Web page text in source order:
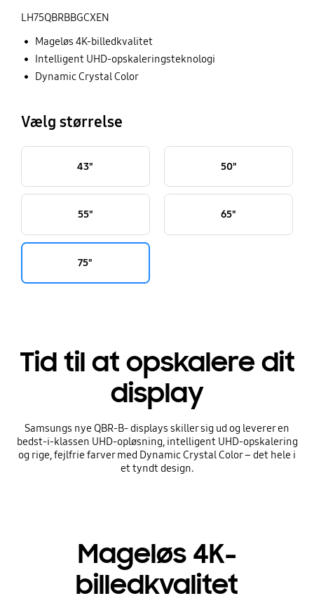
LH75QBRBBGCXEN
Mageløs 4K-billedkvalitet
Intelligent UHD-opskaleringsteknologi
Dynamic Crystal Color
Vælg størrelse
43" 50"
55" 65"
75"
Tid til at opskalere dit
display
Samsungs nye QBR-B- displays skiller sig ud og leverer en
bedst-i-klassen UHD-opløsning, intelligent UHD-opskalering
og rige, fejlfrie farver med Dynamic Crystal Color – det hele i
et tyndt design.
Mageløs 4K-
billedkvalitet